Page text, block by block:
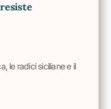
resiste
le radici siciliane e il